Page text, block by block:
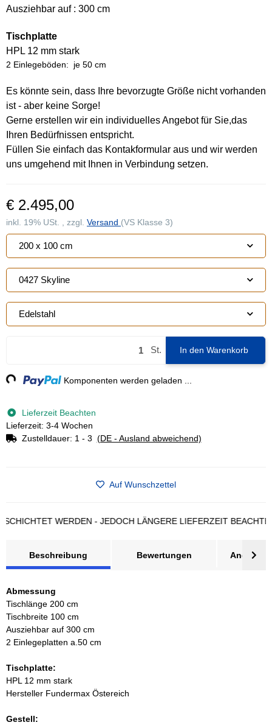
Ausziehbar auf : 300 cm
Tischplatte
HPL 12 mm stark
2 Einlegeböden: je 50 cm
Es könnte sein, dass Ihre bevorzugte Größe nicht vorhanden
ist - aber keine Sorge!
Gerne erstellen wir ein individuelles Angebot für Sie,das
Ihren Bedürfnissen entspricht.
Füllen Sie einfach das Kontakformular aus und wir werden
uns umgehend mit Ihnen in Verbindung setzen.
€ 2.495,00
inkl. 19% USt. , zzgl. Versand (VS Klasse 3)
200 x 100 cm
0427 Skyline
Edelstahl
St. In den Warenkorb
Komponenten werden geladen ...
Lieferzeit Beachten
Lieferzeit: 3-4 Wochen
Zustelldauer: 1 - 3 (DE - Ausland abweichend)
Auf Wunschzettel
WERDEN - JEDOCH LÄNGERE LIEFERZEIT BEACHTEN
Beschreibung Bewertungen Angebot
Abmessung
Tischlänge 200 cm
Tischbreite 100 cm
Ausziehbar auf 300 cm
2 Einlegeplatten a.50 cm
Tischplatte:
HPL 12 mm stark
Hersteller Fundermax Östereich
Gestell: